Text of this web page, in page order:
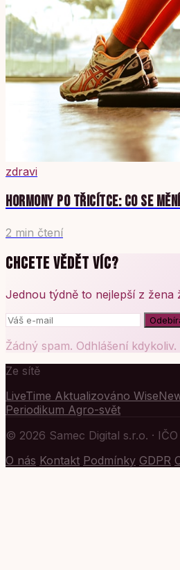
zdravi
HORMONY PO TŘICÍTCE: CO SE
2 min čtení
CHCETE VĚDĚT VÍC?
Jednou týdně to nejlepší z žena
Žádný spam. Odhlášení kdykoliv.
Ze sítě
LiveTime Aktualizováno
Periodikum Agro-svět
© 2026 Samec Digital s.r.o. ·
O nás Kontakt Podmínky GDPR